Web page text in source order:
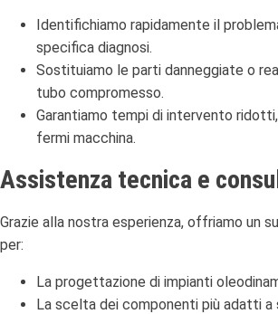
Identifichiamo rapidamente il
specifica diagnosi.
Sostituiamo le parti danneggiate o
tubo compromesso.
Garantiamo tempi di intervento
fermi macchina.
Assistenza tecnica e
Grazie alla nostra esperienza, offriamo un
per:
La progettazione di impianti
La scelta dei componenti più adatti a